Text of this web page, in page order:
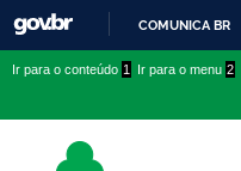
COMUNICA BR
conteúdo
menu
superior
menu
Ir para o conteúdo 1 Ir para o menu 2